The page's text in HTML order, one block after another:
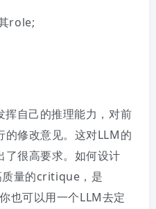
role;
挥自己的推理能力，对前
的修改意见。这对LLM的
了很高要求。如何设计
量的critique，是
也可以用一个LLM去定